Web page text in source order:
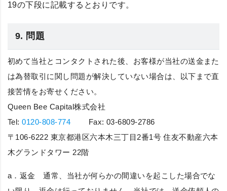
19の下段に記載するとおりです。
9. 問題
初めて当社とコンタクトされた後、お客様が当社の送金また
は為替取引に関し問題が解決していない場合は、以下まで直
接苦情をお寄せください。
Queen Bee Capital株式会社
Tel:0120-808-774 Fax: 03-6809-2786
〒106-6222 東京都港区六本木三丁目2番1号 住友不動産六本
木グランドタワー 22階
a． 返金
通常、当社が何らかの間違いを起こした場合でな